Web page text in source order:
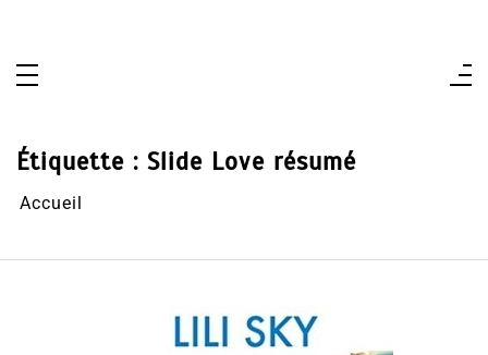
Étiquette : Slide Love résumé
Accueil